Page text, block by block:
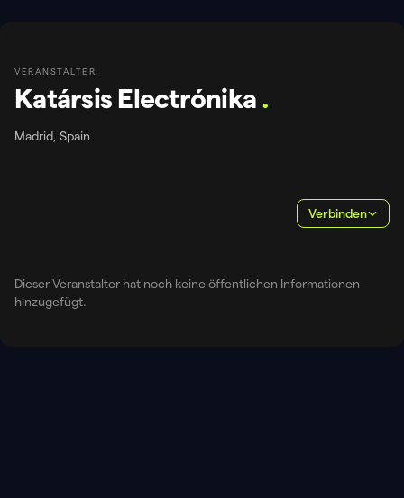
VERANSTALTER
Katársis Electrónika .
Madrid, Spain
Verbinden
Dieser Veranstalter hat noch keine öffentlichen Informationen
hinzugefügt.